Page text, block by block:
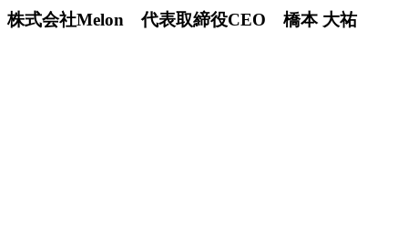
株式会社Melon 代表取締役CEO 橋本 大祐